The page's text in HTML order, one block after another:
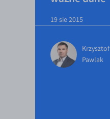
EUR/BGN
EUR/CNY
19 sie 2015
Krzysztof
Pawlak